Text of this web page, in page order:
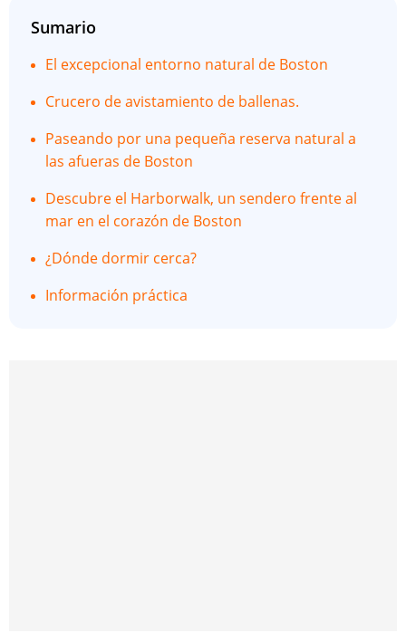
Sumario
El excepcional entorno natural de Boston
Crucero de avistamiento de ballenas.
Paseando por una pequeña reserva natural a
las afueras de Boston
Descubre el Harborwalk, un sendero frente al
mar en el corazón de Boston
¿Dónde dormir cerca?
Información práctica